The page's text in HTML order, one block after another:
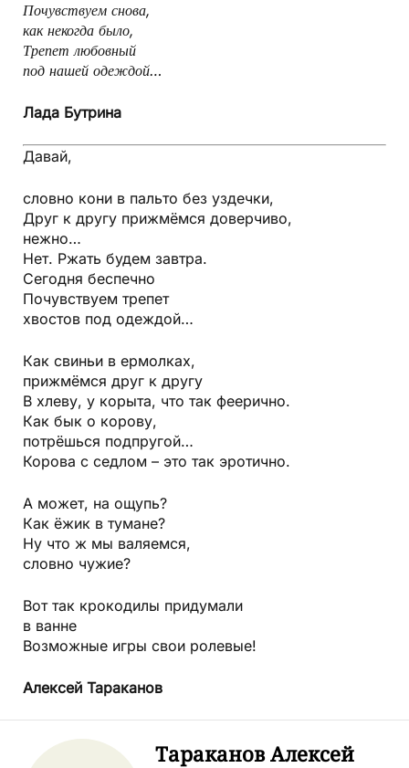
Почувствуем снова,
как некогда было,
Трепет любовный
под нашей одеждой…
Лада Бутрина
Давай,
словно кони в пальто без уздечки,
Друг к другу прижмёмся доверчиво,
нежно…
Нет. Ржать будем завтра.
Сегодня беспечно
Почувствуем трепет
хвостов под одеждой…
Как свиньи в ермолках,
прижмёмся друг к другу
В хлеву, у корыта, что так феерично.
Как бык о корову,
потрёшься подпругой…
Корова с седлом – это так эротично.
А может, на ощупь?
Как ёжик в тумане?
Ну что ж мы валяемся,
словно чужие?
Вот так крокодилы придумали
в ванне
Возможные игры свои ролевые!
Алексей Тараканов
Тараканов Алексей